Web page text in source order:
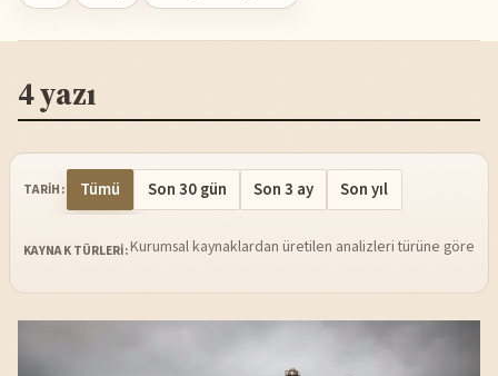
4 yazı
TARIH: Tümü Son 30 gün Son 3 ay Son yıl
KAYNAK TÜRLERI:Kurumsal kaynaklardan üretilen analizleri türüne göre